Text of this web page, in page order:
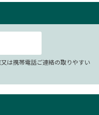
は携帯電話ご連絡の取りやすい